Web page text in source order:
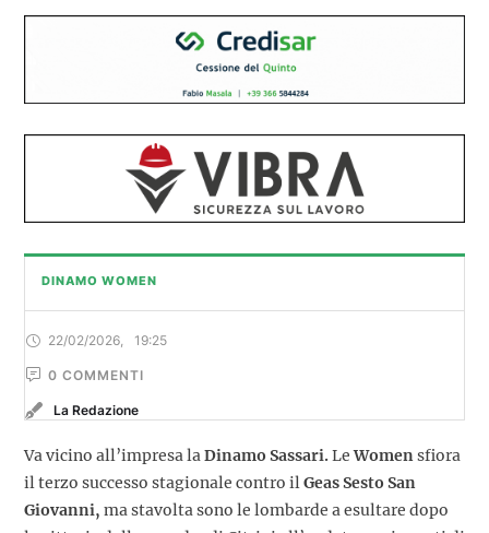
DINAMO WOMEN
22/02/2026 19:25
0 COMMENTI
La Redazione
Va vicino all’impresa laDinamo Sassari.LeWomensfiora
il terzo successo stagionale contro ilGeas Sesto San
Giovanni, ma stavolta sono le lombarde a esultare dopo